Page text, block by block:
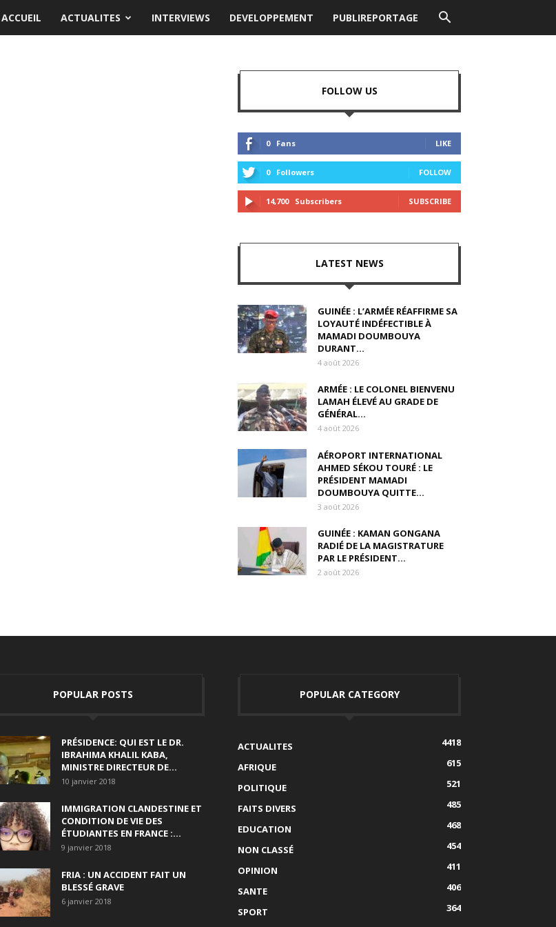
ACCUEIL ACTUALITES INTERVIEWS DEVELOPPEMENT PUBLIREPORTAGE
FOLLOW US
0 Fans LIKE
0 Followers FOLLOW
14,700 Subscribers SUBSCRIBE
LATEST NEWS
GUINÉE : L’ARMÉE RÉAFFIRME SA
LOYAUTÉ INDÉFECTIBLE À
MAMADI DOUMBOUYA
DURANT...
4 août 2026
ARMÉE : LE COLONEL BIENVENU
LAMAH ÉLEVÉ AU GRADE DE
GÉNÉRAL...
4 août 2026
AÉROPORT INTERNATIONAL
AHMED SÉKOU TOURÉ : LE
PRÉSIDENT MAMADI
DOUMBOUYA QUITTE...
3 août 2026
GUINÉE : KAMAN GONGANA
RADIÉ DE LA MAGISTRATURE
PAR LE PRÉSIDENT...
2 août 2026
POPULAR POSTS
PRÉSIDENCE: QUI EST LE DR.
IBRAHIMA KHALIL KABA,
MINISTRE DIRECTEUR DE...
10 janvier 2018
IMMIGRATION CLANDESTINE ET
CONDITION DE VIE DES
ÉTUDIANTES EN FRANCE :...
9 janvier 2018
FRIA : UN ACCIDENT FAIT UN
BLESSÉ GRAVE
6 janvier 2018
POPULAR CATEGORY
ACTUALITES
4418
AFRIQUE
615
POLITIQUE
521
FAITS DIVERS
485
EDUCATION
468
NON CLASSÉ
454
OPINION
411
SANTE
406
SPORT
364